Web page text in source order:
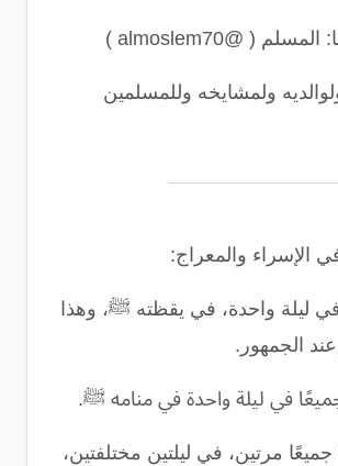
المسلم ( @almoslem70 )
ولمشايخه وللمسلمين
الإسراء والمعراج:
ليلة واحدة، في يقظته ﷺ، وهذا
الجمهور .
في ليلة واحدة في منامه ﷺ.
مرتين، في ليلتين مختلفتين،